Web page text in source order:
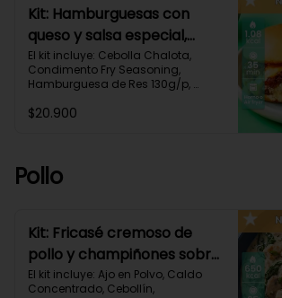
Carbohidratos 88g | Grasas 53g |
Proteínas 42g
Kit: Hamburguesas con
queso y salsa especial,
papas y cebolla
caramelizada-142
El kit incluye: Cebolla Chalota,
Condimento Fry Seasoning,
Hamburguesa de Res 130g/p,
Hamburguesa brioche, Papa
1080 kcal | Carbohidratos 87g |
$20.900
Pollo
Kit: Fricasé cremoso de
pollo y champiñones sobre
puré de papa y espinacas-
El kit incluye: Ajo en Polvo, Caldo
Concentrado, Cebollín,